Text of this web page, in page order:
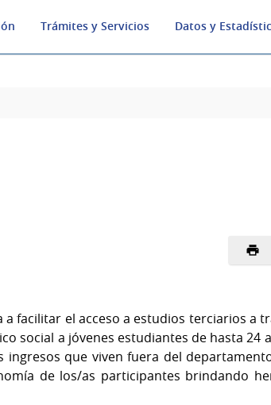
Trámites y Servicios Datos y
facilitar el acceso a estudios terciarios a
social a jóvenes estudiantes de hasta 24
que viven fuera del
de los/as participantes brindando